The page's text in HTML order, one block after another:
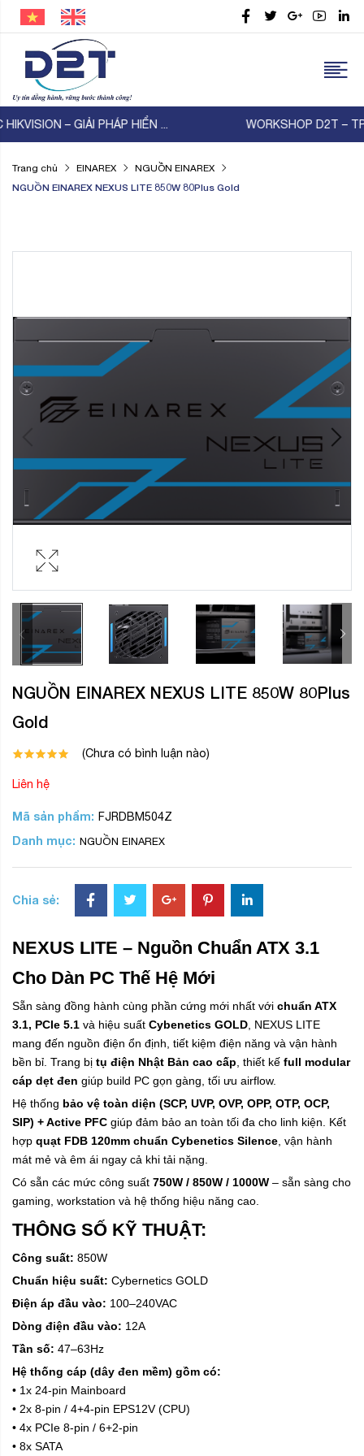
WORKSHOP D2T – TP-Link – Thiên Lam | KẾT NỐI ...
Trang chủ EINAREX NGUỒN EINAREX
NGUỒN EINAREX NEXUS LITE 850W 80Plus Gold
NGUỒN EINAREX NEXUS LITE 850W 80Plus
Gold
(Chưa có bình luận nào)
Liên hệ
Mã sản phẩm: FJRDBM504Z
Danh mục: NGUỒN EINAREX
Chia sẻ:
NEXUS LITE – Nguồn Chuẩn ATX 3.1
Cho Dàn PC Thế Hệ Mới
Sẵn sàng đồng hành cùng phần cứng mới nhất với chuẩn ATX
3.1, PCIe 5.1 và hiệu suất Cybenetics GOLD , NEXUS LITE
mang đến nguồn điện ổn định, tiết kiệm điện năng và vận hành
bền bỉ. Trang bị tụ điện Nhật Bản cao cấp , thiết kế full modular
cáp dẹt đen giúp build PC gọn gàng, tối ưu airflow.
Hệ thống bảo vệ toàn diện (SCP, UVP, OVP, OPP, OTP, OCP,
SIP) + Active PFC giúp đảm bảo an toàn tối đa cho linh kiện. Kết
hợp quạt FDB 120mm chuẩn Cybenetics Silence , vận hành
mát mẻ và êm ái ngay cả khi tải nặng.
Có sẵn các mức công suất 750W / 850W / 1000W – sẵn sàng cho
gaming, workstation và hệ thống hiệu năng cao.
THÔNG SỐ KỸ THUẬT:
Công suất: 850W
Chuẩn hiệu suất: Cybernetics GOLD
Điện áp đầu vào: 100–240VAC
Dòng điện đầu vào: 12A
Tần số: 47–63Hz
Hệ thống cáp (dây đen mềm) gồm có:
• 1x 24-pin Mainboard
• 2x 8-pin / 4+4-pin EPS12V (CPU)
• 4x PCIe 8-pin / 6+2-pin
• 8x SATA